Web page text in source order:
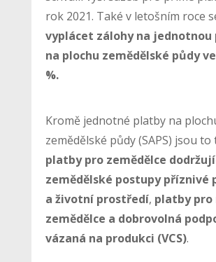
rok 2021. Také v letošním roce
vyplácet zálohy na jednotnou
na plochu zemědělské půdy
%.
Kromě jednotné platby na
zemědělské půdy (SAPS) jsou to
platby pro zemědělce
zemědělské postupy příznivé
a životní prostředí, platby pro
zemědělce a dobrovolná
vázaná na produkci (VCS).